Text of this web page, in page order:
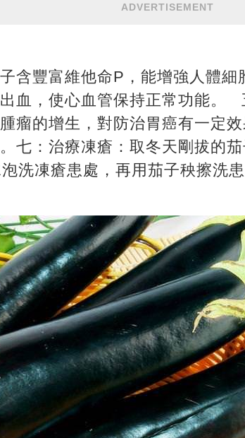
ADVERTISEMENT
含豐富維他命P，能增強人體
血，使心血管保持正常功能。
瘤的增生，對防治胃癌有一定
七：治療凍瘡：取冬天剛拔的
洗凍瘡患處，再用茄子秧擦洗